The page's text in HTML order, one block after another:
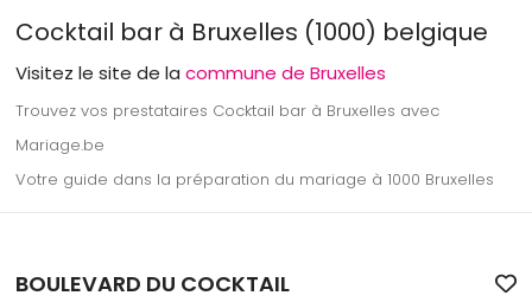
Cocktail bar à Bruxelles (1000) belgique
Visitez le site de lacommune de Bruxelles
Trouvez vos prestataires Cocktail bar à Bruxelles avec
Mariage.be
Votre guide dans la préparation du mariage à 1000 Bruxelles
BOULEVARD DU COCKTAIL